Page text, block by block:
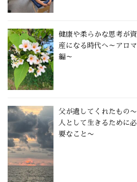
健康や柔らかな思考が資
産になる時代へ～アロマ
編～
父が遺してくれたもの〜
人として生きるために必
要なこと〜